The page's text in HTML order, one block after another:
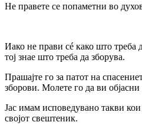
Не правете се попаметни во
Иако не прави сé како што треба
тој знае што треба да зборува.
Прашајте го за патот на
зборови. Молете го да ви објасни
Јас имам исповедувано такви кои
својот свештеник.